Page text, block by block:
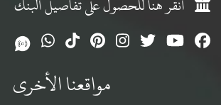
مواقعنا الأخرى